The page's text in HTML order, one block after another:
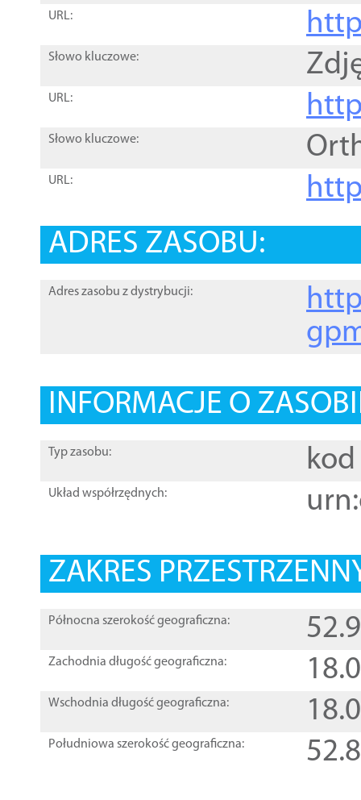
URL:
Słowo kluczowe:
URL:
Słowo kluczowe:
URL:
ADRES ZASOBU:
Adres zasobu z dystrybucji:
INFORMACJE O
Typ zasobu: kod
Układ współrzędnych:
ZAKRES
Północna szerokość geograficzna:
Zachodnia długość geograficzna:
Wschodnia długość geograficzna:
Południowa szerokość geograficzna: